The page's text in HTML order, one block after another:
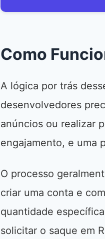
Como
A lógica por trás
desenvolvedores
anúncios ou realizar
engajamento, e uma
O processo
criar uma conta e
quantidade
solicitar o saque em